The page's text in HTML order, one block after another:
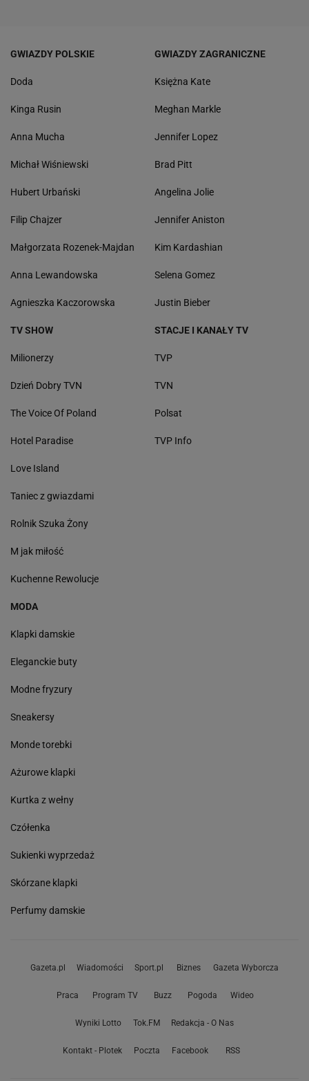
GWIAZDY POLSKIE
Doda
Kinga Rusin
Anna Mucha
Michał Wiśniewski
Hubert Urbański
Filip Chajzer
Małgorzata Rozenek-Majdan
Anna Lewandowska
Agnieszka Kaczorowska
GWIAZDY ZAGRANICZNE
Księżna Kate
Meghan Markle
Jennifer Lopez
Brad Pitt
Angelina Jolie
Jennifer Aniston
Kim Kardashian
Selena Gomez
Justin Bieber
TV SHOW
Milionerzy
Dzień Dobry TVN
The Voice Of Poland
Hotel Paradise
Love Island
Taniec z gwiazdami
Rolnik Szuka Żony
M jak miłość
Kuchenne Rewolucje
STACJE I KANAŁY TV
TVP
TVN
Polsat
TVP Info
MODA
Klapki damskie
Eleganckie buty
Modne fryzury
Sneakersy
Monde torebki
Ażurowe klapki
Kurtka z wełny
Czółenka
Sukienki wyprzedaż
Skórzane klapki
Perfumy damskie
Gazeta.pl Wiadomości Sport.pl Biznes Gazeta Wyborcza
Praca Program TV Buzz Pogoda Wideo
Wyniki Lotto Tok.FM Redakcja - O Nas
Kontakt - Plotek Poczta Facebook RSS